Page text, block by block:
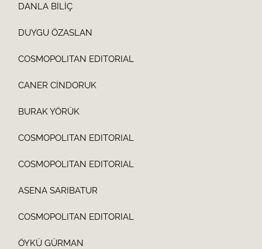
DANLA BİLİÇ
DUYGU ÖZASLAN
COSMOPOLITAN EDITORIAL
CANER CİNDORUK
BURAK YÖRÜK
COSMOPOLITAN EDITORIAL
COSMOPOLITAN EDITORIAL
ASENA SARIBATUR
COSMOPOLITAN EDITORIAL
ÖYKÜ GÜRMAN